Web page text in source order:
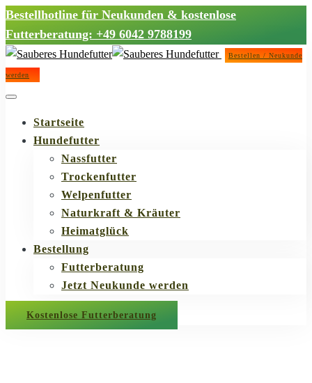
Bestellhotline für Neukunden & kostenlose
Futterberatung: +49 6042 9788199
Bestellen / Neukunde
werden
Startseite
Hundefutter
Nassfutter
Trockenfutter
Welpenfutter
Naturkraft & Kräuter
Heimatglück
Bestellung
Futterberatung
Jetzt Neukunde werden
Kostenlose Futterberatung